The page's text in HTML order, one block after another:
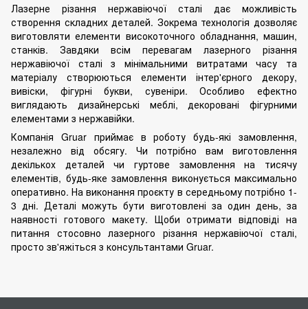
Лазерне різання нержавіючої сталі дає можливість
створення складних деталей. Зокрема технологія дозволяє
виготовляти елементи високоточного обладнання, машин,
станків. Завдяки всім перевагам лазерного різання
нержавіючої сталі з мінімальними витратами часу та
матеріалу створюються елементи інтер'єрного декору,
вивіски, фігурні букви, сувеніри. Особливо ефектно
виглядають дизайнерські меблі, декоровані фігурними
елементами з нержавійки.
Компанія Gruar приймає в роботу будь-які замовлення,
незалежно від обсягу. Чи потрібно вам виготовлення
декількох деталей чи гуртове замовлення на тисячу
елементів, будь-яке замовлення виконується максимально
оперативно. На виконання проєкту в середньому потрібно 1-
3 дні. Деталі можуть бути виготовлені за один день, за
наявності готового макету. Щоби отримати відповіді на
питання стосовно лазерного різання нержавіючої сталі,
просто зв'яжіться з консультантами Gruar.